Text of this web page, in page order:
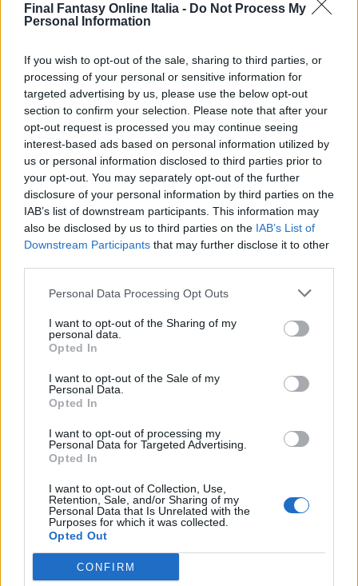
Final Fantasy Online Italia - Do Not Process My
Personal Information
If you wish to opt-out of the sale, sharing to third parties, or
processing of your personal or sensitive information for
targeted advertising by us, please use the below opt-out
section to confirm your selection. Please note that after your
opt-out request is processed you may continue seeing
interest-based ads based on personal information utilized by
us or personal information disclosed to third parties prior to
your opt-out. You may separately opt-out of the further
disclosure of your personal information by third parties on the
IAB’s list of downstream participants. This information may
also be disclosed by us to third parties on the IAB’s List of
Downstream Participants that may further disclose it to other
Personal Data Processing Opt Outs
I want to opt-out of the Sharing of my
personal data.
Opted In
I want to opt-out of the Sale of my
Personal Data.
Opted In
I want to opt-out of processing my
Personal Data for Targeted Advertising.
Opted In
I want to opt-out of Collection, Use,
Retention, Sale, and/or Sharing of my
Personal Data that Is Unrelated with the
Purposes for which it was collected.
Opted Out
CONFIRM
Brotherhood Final Fantasy XV sottotitolato
in italiano
LEGGI DI PIÙBROTHERHOOD
FINAL
FANTASY
XV
–
EPISODIO
4
Brotherhood Final
Fantasy XV – Episodio 3
Sword and Shield: terza puntata di
in italiano
FINAL
–
EPISODIO
EPISODI
Brotherhood Final
Fantasy XV – Episodio 2
Jgor Masera 15 Giugno 2016